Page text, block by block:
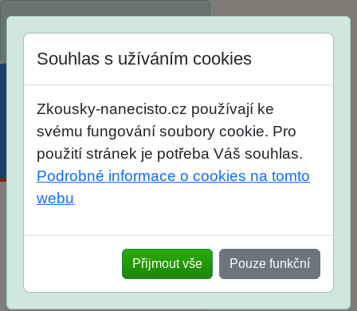
Menu Účet Košík
po skutečných přijímacích
zkouškách
Souhlas s užíváním cookies
Zkousky-nanecisto.cz používají ke
svému fungování soubory cookie. Pro
použití stránek je potřeba Váš souhlas.
Podrobné informace o cookies na tomto
webu
Přijmout vše Pouze funkční